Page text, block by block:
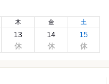
木
13
金
14
土
15